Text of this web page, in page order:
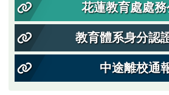
花蓮教育處處
教育體系身分認
中途離校通